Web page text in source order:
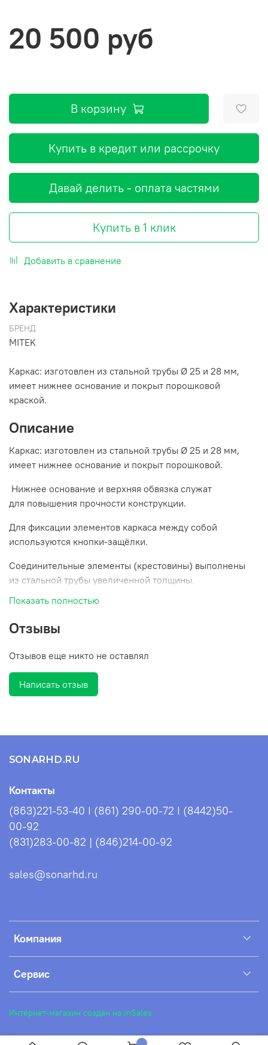
20 500 руб
В корзину
Купить в кредит или рассрочку
Давай делить - оплата частями
Купить в 1 клик
Добавить в сравнение
Характеристики
БРЕНД
MITEK
Каркас: изготовлен из стальной трубы Ø 25 и 28 мм,
имеет нижнее основание и покрыт порошковой
краской.
Описание
Каркас: изготовлен из стальной трубы Ø 25 и 28 мм,
имеет нижнее основание и покрыт порошковой.
Нижнее основание и верхняя обвязка служат
для повышения прочности конструкции.
Для фиксации элементов каркаса между собой
используются кнопки-защёлки.
Соединительные элементы (крестовины) выполнены
из стальной трубы увеличенной толщины.
Размеры упаковки:
Наименование
Каркас 3Х3
26 1,35
Каркас 5х2.5
38
Показать полностью
Отзывы
Отзывов еще никто не оставлял
Написать отзыв
SONARHD.RU
Компания
Сервис
Контакты
(863)221-53-40 I (861) 290-00-72 I (8442)50-
00-92
(831)283-00-82 | (846)214-00-92
sales@sonarhd.ru
Интернет-магазин создан на inSales